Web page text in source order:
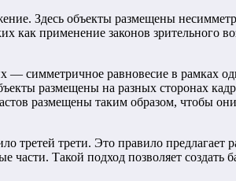
Здесь объекты размещены
применение законов зрительного
симметричное равновесие в рамках
размещены на разных сторонах
размещены таким образом, чтобы
трети. Это правило предлагает
Такой подход позволяет